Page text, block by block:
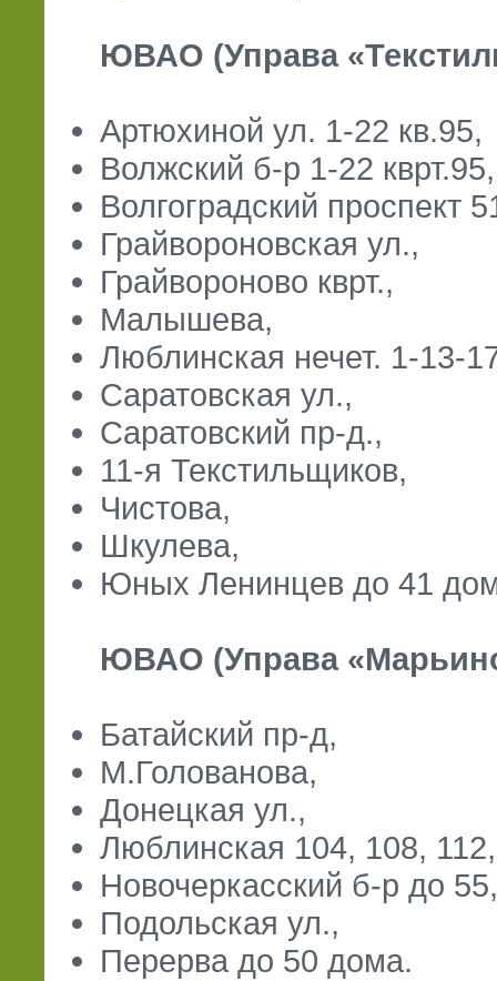
ЮВАО (Управа
Артюхиной ул. 1-22 кв.95,
Волжский б-р 1-22
Волгоградский проспект
Грайвороновская ул.,
Грайвороново кврт.,
Малышева,
Люблинская нечет. 1-13-
Саратовская ул.,
Саратовский пр-д.,
11-я Текстильщиков,
Чистова,
Шкулева,
Юных Ленинцев до 41
ЮВАО (Управа
Батайский пр-д,
М.Голованова,
Донецкая ул.,
Люблинская 104, 108,
Новочеркасский б-р до 55,
Подольская ул.,
Перерва до 50 дома.